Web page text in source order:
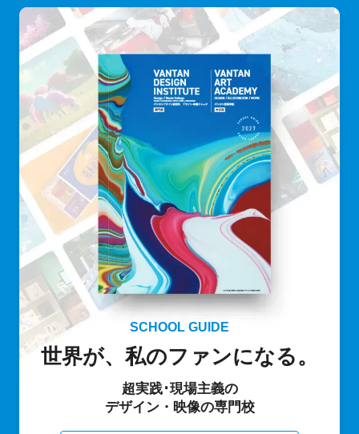
SCHOOL GUIDE
世界が、私のファンになる。
超実践･現場主義の
デザイン・映像の専門校